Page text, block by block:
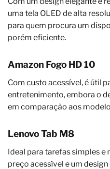
uma tela OLED de alta
para quem procura um
porém eficiente.
Amazon Fogo HD 10
Com custo acessível, é útil
entretenimento, embora o
em comparação aos
Lenovo Tab M8
Ideal para tarefas simples e
preço acessível e um